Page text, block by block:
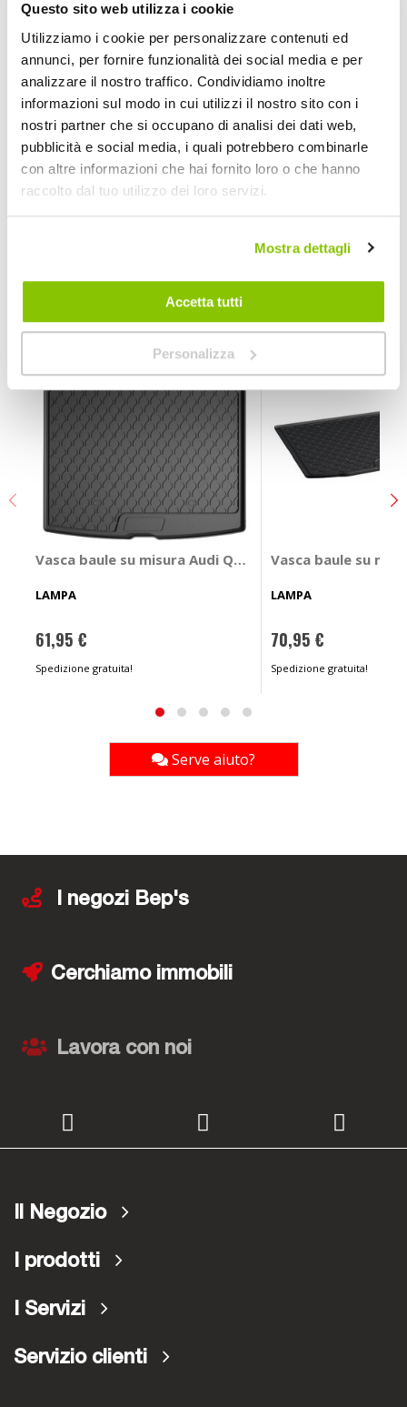
Questo sito web utilizza i cookie
Utilizziamo i cookie per personalizzare contenuti ed
annunci, per fornire funzionalità dei social media e per
analizzare il nostro traffico. Condividiamo inoltre
informazioni sul modo in cui utilizzi il nostro sito con i
nostri partner che si occupano di analisi dei dati web,
pubblicità e social media, i quali potrebbero combinarle
con altre informazioni che hai fornito loro o che hanno
raccolto dal tuo utilizzo dei loro servizi.
Mostra dettagli
Accetta tutti
Personalizza
Informazioni
8010718221392
Auto
Vasca baule su misura
1
CORA
Veicoli compatibili
Alfa Romeo Tonale 2022 > pianale alto
POTREBBERO INTERESSARTI
Vasca baule su misura Audi Q5 2025> - LAMPA Audi
LAMPA
61,95 €
Spedizione gratuita!
Vasca baule su
LAMPA
70,95 €
Spedizione gratuita!
Serve aiuto?
I negozi Bep's
Cerchiamo immobili
Lavora con noi
Il Negozio
I prodotti
I Servizi
Servizio clienti